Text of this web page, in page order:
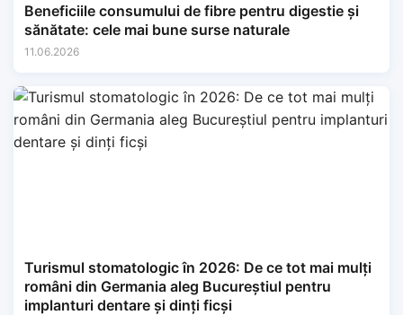
Beneficiile consumului de fibre pentru digestie și
sănătate: cele mai bune surse naturale
11.06.2026
Turismul stomatologic în 2026: De ce tot mai mulți
români din Germania aleg Bucureștiul pentru
implanturi dentare și dinți ficși